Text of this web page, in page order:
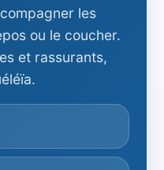
les
ou le coucher.
et rassurants,